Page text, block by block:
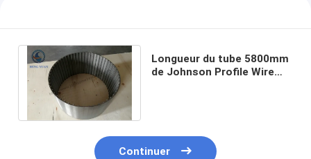
Longueur du tube 5800mm
de Johnson Profile Wire
Continuer